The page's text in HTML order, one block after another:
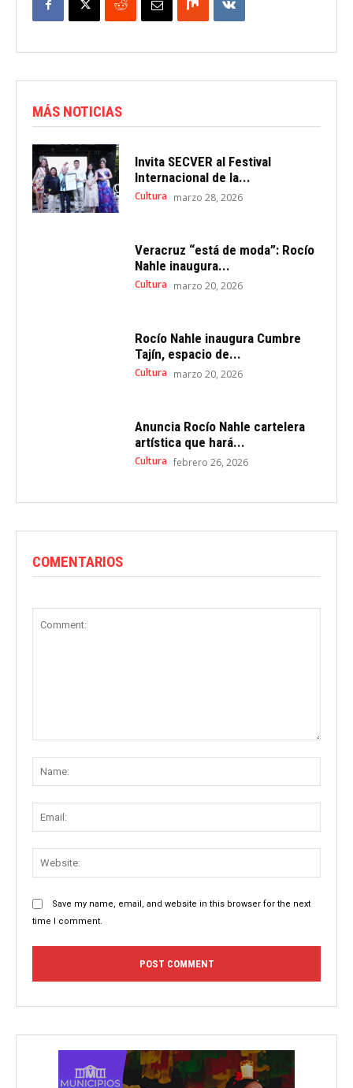
MÁS NOTICIAS
Invita SECVER al Festival
Internacional de la...
Cultura marzo 28, 2026
Veracruz “está de moda”: Rocío
Nahle inaugura...
Cultura marzo 20, 2026
Rocío Nahle inaugura Cumbre
Tajín, espacio de...
Cultura marzo 20, 2026
Anuncia Rocío Nahle cartelera
artística que hará...
Cultura febrero 26, 2026
COMENTARIOS
Save my name, email, and website in this browser for the next
time I comment.